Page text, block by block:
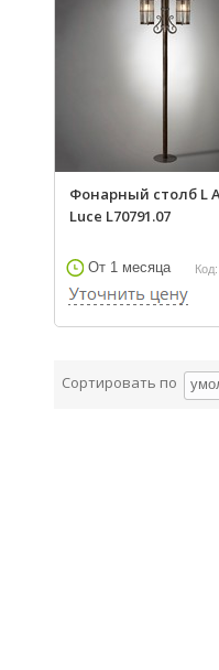
Фонарный столб L
Luce L70791.07
От 1 месяца
Сортировать по